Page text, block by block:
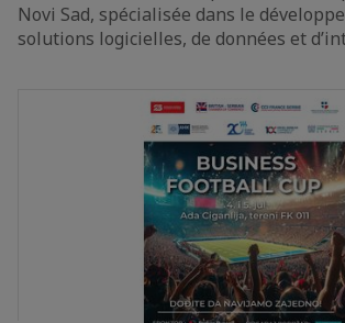
Novi Sad, spécialisée dans le
solutions logicielles, de données et